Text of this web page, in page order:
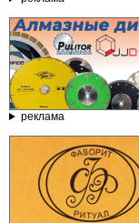
реклама